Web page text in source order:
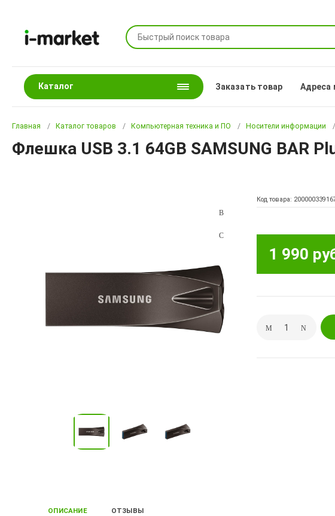
Каталог Заказать товар Адреса
Главная Каталог товаров Компьютерная техника и ПО Носители информации
Флешка USB 3.1 64GB SAMSUNG BAR
Код товара:
1 990
ОПИСАНИЕ ОТЗЫВЫ